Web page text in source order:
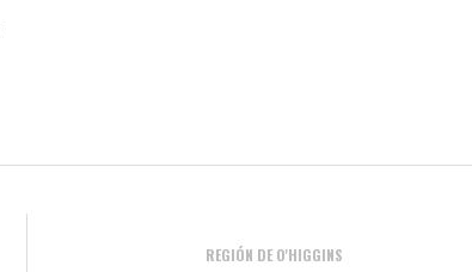
REGIÓN DE O'HIGGINS